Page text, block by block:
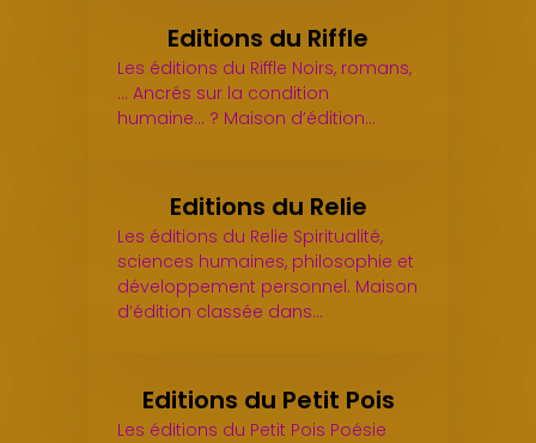
Editions du Riffle
Les éditions du Riffle Noirs, romans,
... Ancrés sur la condition
humaine... ? Maison d’édition…
Editions du Relie
Les éditions du Relie Spiritualité,
sciences humaines, philosophie et
développement personnel. Maison
d’édition classée dans…
Editions du Petit Pois
Les éditions du Petit Pois Poésie